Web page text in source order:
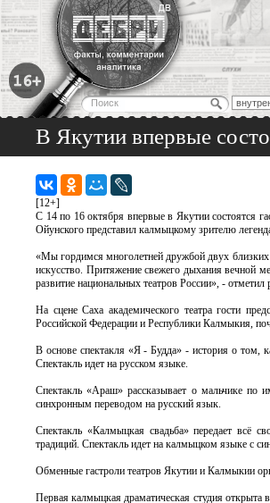
В Якутии впервые
[12+]
С 14 по 16 октября впервые в Якутии состоятся
Ойунского представил калмыцкому зрителю
«Мы гордимся многолетней дружбой двух близких
искусство. Притяжение свежего дыхания вечной
развитие национальных театров России», -
На сцене Саха академического театра гости
Российской Федерации и Республики Калмыкия,
В основе спектакля «Я - Будда» - история о том,
Спектакль идет на русском языке.
Спектакль «Араш» рассказывает о мальчике по
синхронным переводом на русский язык.
Спектакль «Калмыцкая свадьба» передает всё
традиций. Спектакль идет на калмыцком языке с
Обменные гастроли театров Якутии и Калмыкии
Первая калмыцкая драматическая студия